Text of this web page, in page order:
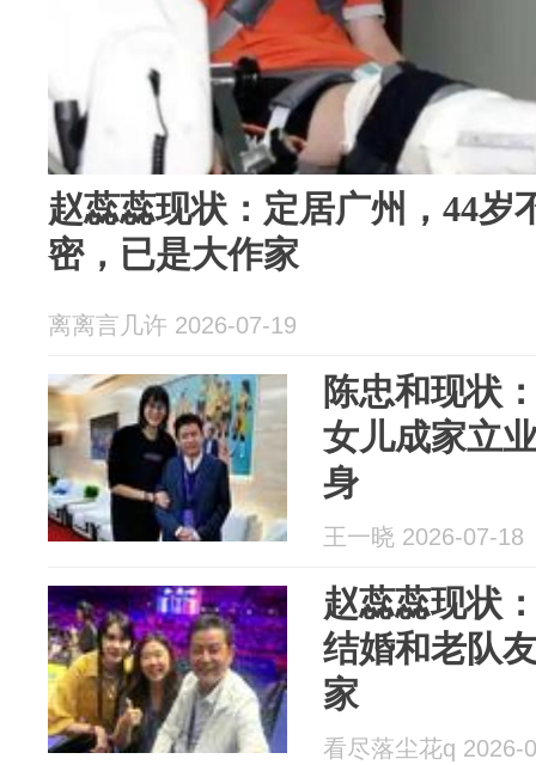
赵蕊蕊现状：定居广州，44岁
密，已是大作家
离离言几许 2026-07-19
陈忠和现状
女儿成家立
身
王一晓 2026-07-18
赵蕊蕊现状
结婚和老队
家
看尽落尘花q 2026-